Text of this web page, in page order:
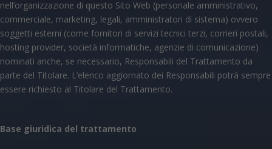
nell’organizzazione di questo Sito Web (personale amministrativo,
commerciale, marketing, legali, amministratori di sistema) ovvero
soggetti esterni (come fornitori di servizi tecnici terzi, corrieri postali,
hosting provider, società informatiche, agenzie di comunicazione)
nominati anche, se necessario, Responsabili del Trattamento da
parte del Titolare. L’elenco aggiornato dei Responsabili potrà sempre
essere richiesto al Titolare del Trattamento.
Base giuridica del trattamento